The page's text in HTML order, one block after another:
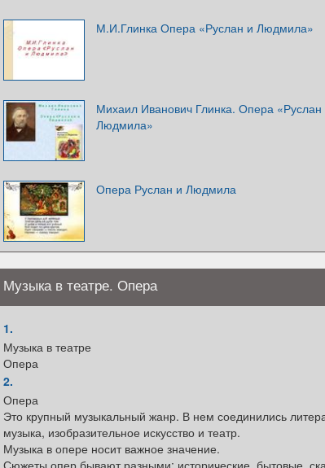
М.И.Глинка Опера «Руслан и Людмила»
Михаил Иванович Глинка. Опера «Руслан
Людмила»
Опера Руслан и Людмила
Музыка в театре. Опера
1.
Музыка в театре
Опера
2.
Опера
Это крупный музыкальный жанр. В нем соединились
музыка, изобразительное искусство и театр.
Музыка в опере носит важное значение.
Сюжеты опер бывают разными: исторические, бытовые,